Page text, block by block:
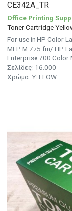
CE342A_TR
Office Printing
Toner Cartridge
For use in HP Color
MFP M 775 fm/ HP
Enterprise 700 Color
Σελίδες: 16.000
Χρώμα: YELLOW